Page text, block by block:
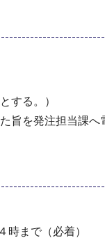
する。）
旨を発注担当課へ
時まで（必着）